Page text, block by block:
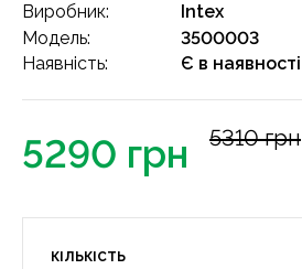
Виробник:
Intex
Модель:
3500003
Наявність:
Є в наявності
5290 грн 5310 грн
КІЛЬКІСТЬ